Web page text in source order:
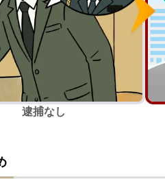
逮捕なし